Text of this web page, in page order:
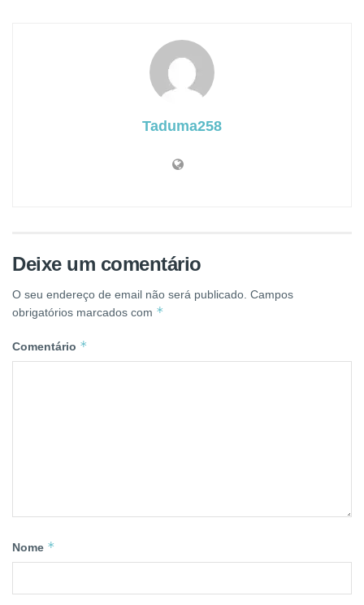
Taduma258
Deixe um comentário
O seu endereço de email não será publicado. Campos
obrigatórios marcados com *
Comentário *
Nome *